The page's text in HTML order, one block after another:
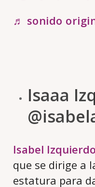
♬ sonido
Isaaa
Isabel Izquierdo
que se dirige a
estatura para